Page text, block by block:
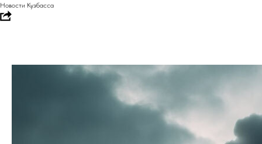
Новости Кузбасса